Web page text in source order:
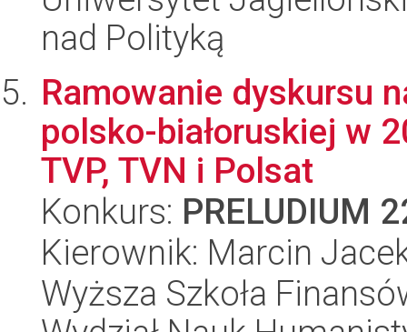
nad Polityką
Ramowanie dyskursu
polsko-białoruskiej w
TVP, TVN i Polsat
Konkurs: PRELUDIUM
Kierownik: Marcin
Wyższa Szkoła